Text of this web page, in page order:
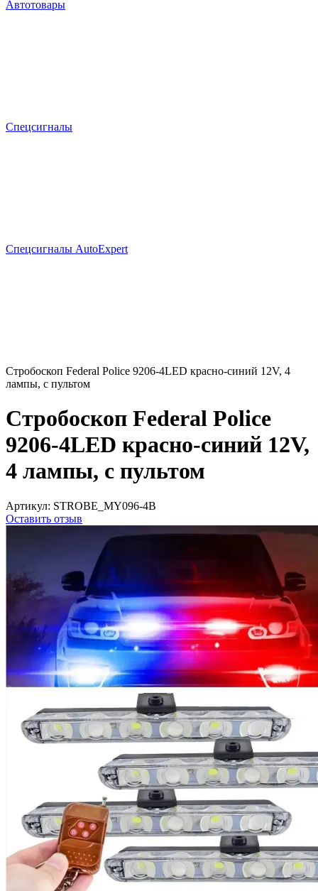
Автотовары
Спецсигналы
Спецсигналы AutoExpert
Стробоскоп Federal Police 9206-4LED красно-синий 12V, 4
лампы, с пультом
Стробоскоп Federal Police
9206-4LED красно-синий 12V,
4 лампы, с пультом
Артикул: STROBE_MY096-4B
Оставить отзыв